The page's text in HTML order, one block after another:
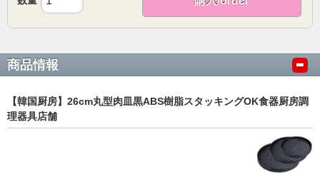
商品情報
【韓国厨房】26cm丸型肉皿黒ABS樹脂スタッキングOK食器厨房調
理器具店舗